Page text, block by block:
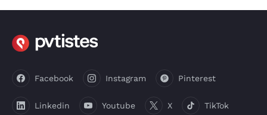
Facebook Instagram Pinterest
Linkedin Youtube X TikTok